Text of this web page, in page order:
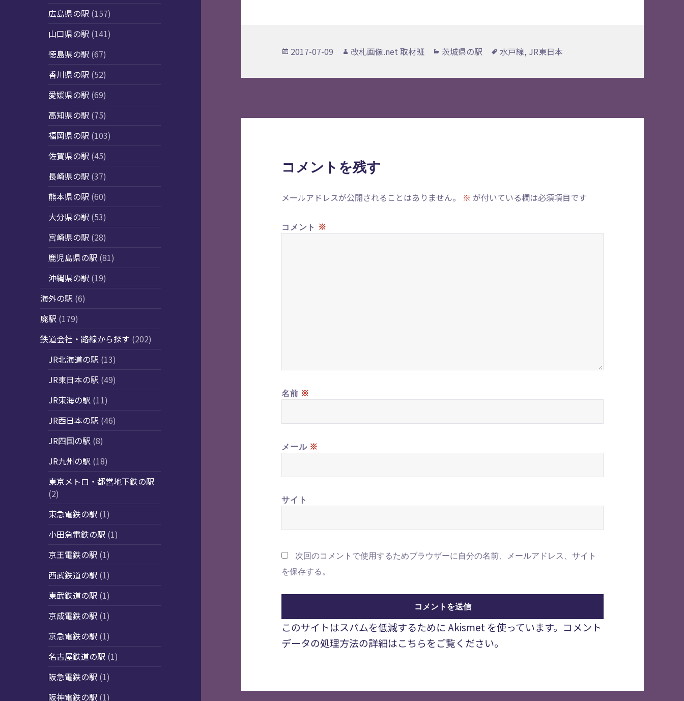
広島県の駅 (157)
山口県の駅 (141)
徳島県の駅 (67)
香川県の駅 (52)
愛媛県の駅 (69)
高知県の駅 (75)
福岡県の駅 (103)
佐賀県の駅 (45)
長崎県の駅 (37)
熊本県の駅 (60)
大分県の駅 (53)
宮崎県の駅 (28)
鹿児島県の駅 (81)
沖縄県の駅 (19)
海外の駅 (6)
廃駅 (179)
鉄道会社・路線から探す (202)
JR北海道の駅 (13)
JR東日本の駅 (49)
JR東海の駅 (11)
JR西日本の駅 (46)
JR四国の駅 (8)
JR九州の駅 (18)
東京メトロ・都営地下鉄の駅
(2)
東急電鉄の駅 (1)
小田急電鉄の駅 (1)
京王電鉄の駅 (1)
西武鉄道の駅 (1)
東武鉄道の駅 (1)
京成電鉄の駅 (1)
京急電鉄の駅 (1)
名古屋鉄道の駅 (1)
阪急電鉄の駅 (1)
阪神電鉄の駅 (1)
投
日:
2017-07-09
作
者
改札画像.net 取材班
カ
ゴ
茨城県の駅
タ
水戸線, JR東日本
コメントを残す
メールアドレスが公開されることはありません。 ※ が付いている欄は必須項目です
コメント ※
名前 ※
メール ※
サイト
次回のコメントで使用するためブラウザーに自分の名前、メールアドレス、サイト
を保存する。
このサイトはスパムを低減するために Akismet を使っています。 コメント
データの処理方法の詳細はこちらをご覧ください。